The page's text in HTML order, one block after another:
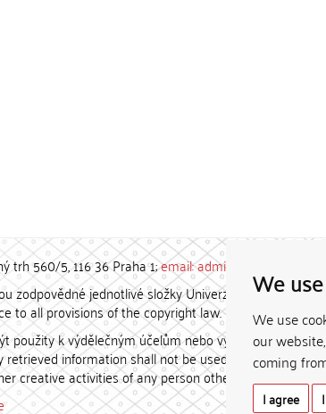
We
We use
our
coming
I agree
trh 560/5, 116 36 Praha 1;email: admin-repozitar [at]
zodpovědné jednotlivé složky Univerzity Karlovy. /
to all provisions of the copyright law.
použity k výdělečným účelům nebo vydávány za
information shall not be used for any
creative activities of any person other than the author.